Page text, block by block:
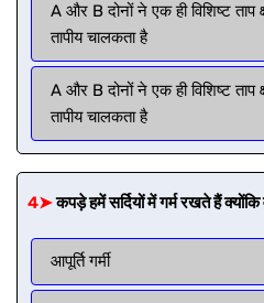
A और B दोनों ने एक ही विशिष्ट
तापीय चालकता है
A और B दोनों ने एक ही विशिष्ट
तापीय चालकता है
4➤कपड़े हमें सर्दियों में गर्म रखते हैं क्योंकि
आपूर्ति गर्मी